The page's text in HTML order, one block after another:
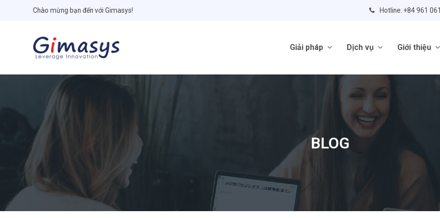
Chào mừng bạn đến với Gimasys! Hotline: +84 961
Giải pháp Dịch vụ Giới thiệu
BLOG